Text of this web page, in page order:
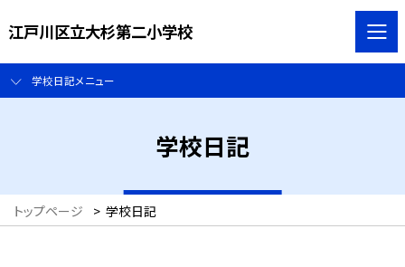
江戸川区立大杉第二小学校
学校日記メニュー
学校日記
トップページ > 学校日記